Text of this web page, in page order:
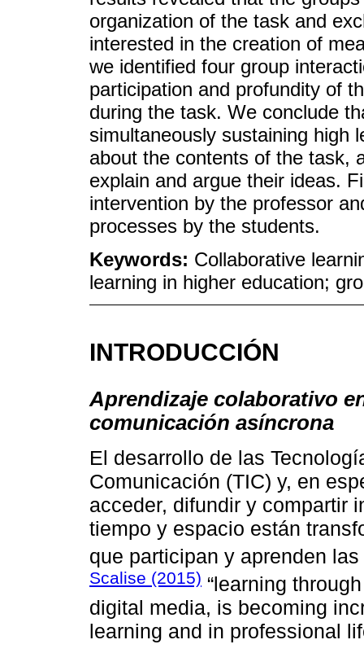
organization of the task and
interested in the creation of
we identified four group
participation and profundity of
during the task. We conclude
simultaneously sustaining high
about the contents of the task,
explain and argue their ideas.
intervention by the professor
processes by the students.
Keywords: Collaborative
learning in higher education;
INTRODUCCIÓN
Aprendizaje colaborativo
comunicación asíncrona
El desarrollo de las
Comunicación (TIC) y, en
acceder, difundir y compartir
tiempo y espacio están
que participan y aprenden
Scalise (2015) “learning
digital media, is becoming
learning and in professional